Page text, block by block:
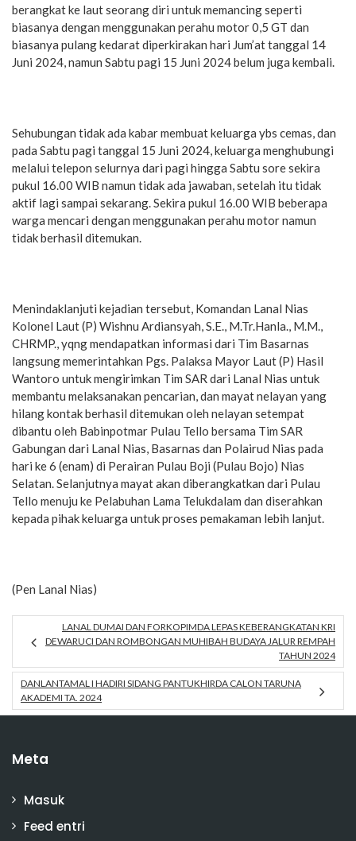
berangkat ke laut seorang diri untuk memancing seperti
biasanya dengan menggunakan perahu motor 0,5 GT dan
biasanya pulang kedarat diperkirakan hari Jum’at tanggal 14
Juni 2024, namun Sabtu pagi 15 Juni 2024 belum juga kembali.
Sehubungan tidak ada kabar membuat keluarga ybs cemas, dan
pada Sabtu pagi tanggal 15 Juni 2024, keluarga menghubungi
melalui telepon selurnya dari pagi hingga Sabtu sore sekira
pukul 16.00 WIB namun tidak ada jawaban, setelah itu tidak
aktif lagi sampai sekarang. Sekira pukul 16.00 WIB beberapa
warga mencari dengan menggunakan perahu motor namun
tidak berhasil ditemukan.
Menindaklanjuti kejadian tersebut, Komandan Lanal Nias
Kolonel Laut (P) Wishnu Ardiansyah, S.E., M.Tr.Hanla., M.M.,
CHRMP., yqng mendapatkan informasi dari Tim Basarnas
langsung memerintahkan Pgs. Palaksa Mayor Laut (P) Hasil
Wantoro untuk mengirimkan Tim SAR dari Lanal Nias untuk
membantu melaksanakan pencarian, dan mayat nelayan yang
hilang kontak berhasil ditemukan oleh nelayan setempat
dibantu oleh Babinpotmar Pulau Tello bersama Tim SAR
Gabungan dari Lanal Nias, Basarnas dan Polairud Nias pada
hari ke 6 (enam) di Perairan Pulau Boji (Pulau Bojo) Nias
Selatan. Selanjutnya mayat akan diberangkatkan dari Pulau
Tello menuju ke Pelabuhan Lama Telukdalam dan diserahkan
kepada pihak keluarga untuk proses pemakaman lebih lanjut.
(Pen Lanal Nias)
LANAL DUMAI DAN FORKOPIMDA LEPAS KEBERANGKATAN KRI
DEWARUCI DAN ROMBONGAN MUHIBAH BUDAYA JALUR REMPAH
TAHUN 2024
DANLANTAMAL I HADIRI SIDANG PANTUKHIRDA CALON TARUNA
AKADEMI TA. 2024
Meta
Masuk
Feed entri